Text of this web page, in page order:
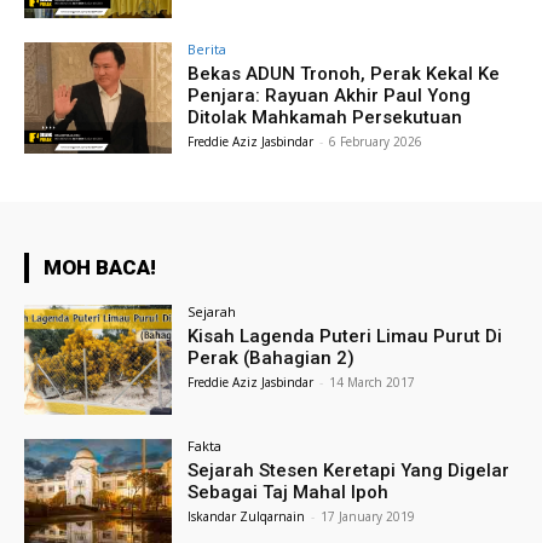
Berita
Bekas ADUN Tronoh, Perak Kekal Ke
Penjara: Rayuan Akhir Paul Yong
Ditolak Mahkamah Persekutuan
Freddie Aziz Jasbindar - 6 February 2026
MOH BACA!
Sejarah
Kisah Lagenda Puteri Limau Purut Di
Perak (Bahagian 2)
Freddie Aziz Jasbindar - 14 March 2017
Fakta
Sejarah Stesen Keretapi Yang Digelar
Sebagai Taj Mahal Ipoh
Iskandar Zulqarnain - 17 January 2019